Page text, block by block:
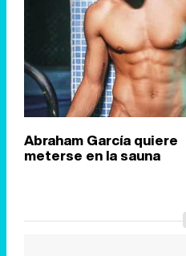
Abraham García quiere
meterse en la sauna